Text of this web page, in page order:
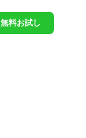
無料お試し